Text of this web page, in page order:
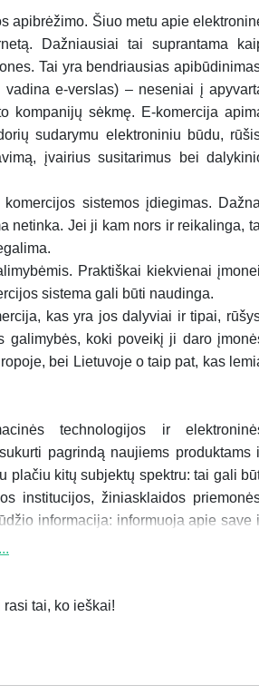
apibrėžimo. Šiuo metu apie
Dažniausiai tai suprantama
Tai yra bendriausias
e-verslas) – neseniai į
kompanijų sėkmę. E-komercija
sudarymu elektroniniu būdu,
įvairius susitarimus bei
sistemos įdiegimas.
netinka. Jei ji kam nors ir reikalinga,
Praktiškai kiekvienai
sistema gali būti naudinga.
kas yra jos dalyviai ir tipai,
galimybės, koki poveikį ji daro
bei Lietuvoje o taip pat, kas
technologijos ir
pagrindą naujiems produktams
plačiu kitų subjektų spektru: tai gali
institucijos, žiniasklaidos
informacija: informuoja apie save
tai, ko ieškai!